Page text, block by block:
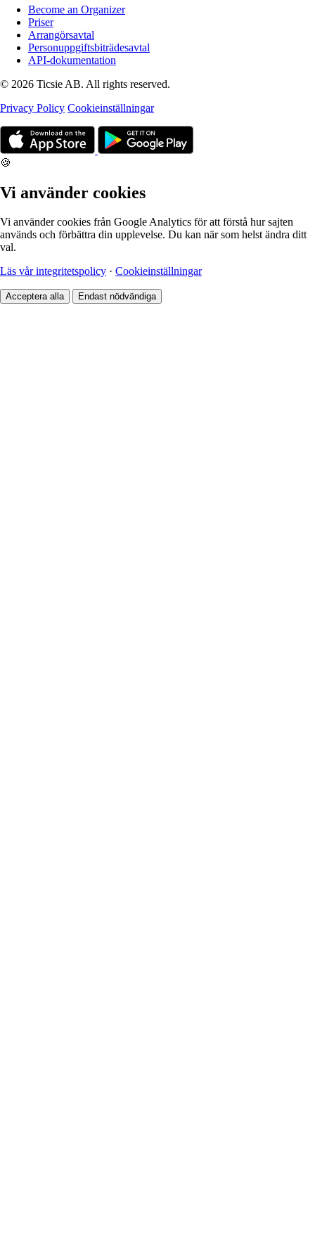
Become an Organizer
Priser
Arrangörsavtal
Personuppgiftsbiträdesavtal
API-dokumentation
© 2026 Ticsie AB. All rights reserved.
Privacy Policy Cookieinställningar
🍪
Vi använder cookies
Vi använder cookies från Google Analytics för att förstå hur sajten
används och förbättra din upplevelse. Du kan när som helst ändra ditt
val.
Läs vår integritetspolicy · Cookieinställningar
Acceptera alla Endast nödvändiga